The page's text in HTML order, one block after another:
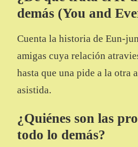
demás (You and
Cuenta la historia de Eun-
amigas cuya relación
hasta que una pide a la otra
asistida.
¿Quiénes son las
todo lo demás?